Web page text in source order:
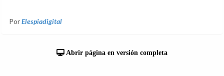
PorElespiadigital
Abrir página en versión completa